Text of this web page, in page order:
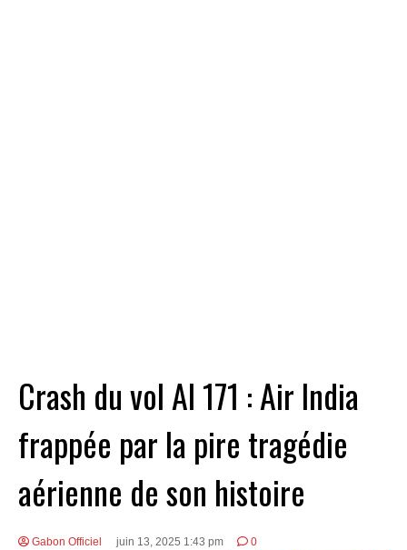
Crash du vol AI 171 : Air India
frappée par la pire tragédie
aérienne de son histoire
Gabon Officiel juin 13, 2025 1:43 pm 0